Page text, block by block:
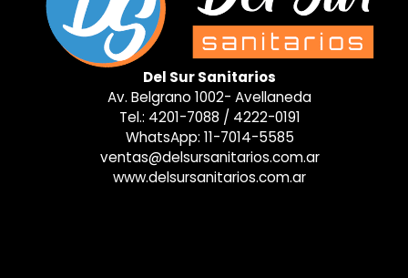
Del Sur Sanitarios
Av. Belgrano 1002- Avellaneda
Tel.: 4201-7088 / 4222-0191
WhatsApp: 11-7014-5585
ventas@delsursanitarios.com.ar
www.delsursanitarios.com.ar